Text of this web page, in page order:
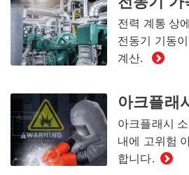
전력 계통 상
전동기 기동
계산.
아크플래시
아크플래시
내에 고위험
합니다.